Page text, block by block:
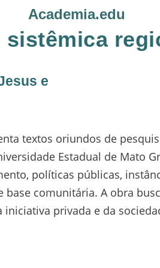
Academia.edu
sistêmica
e
textos oriundos de
Estadual de Mato
políticas públicas,
comunitária. A obra
privada e da